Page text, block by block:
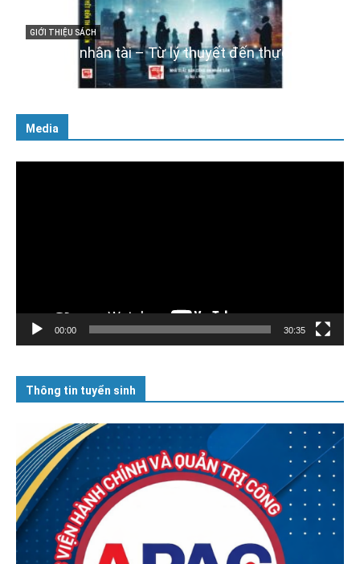
Cuốn sách “Tuyệt đối trung thành với Tổ quốc,
với Đảng, Nhà nước và Nhân dân – Sáng ngời
tư cách người Công an cách mạng”
Media
00:00 30:35
Thông tin tuyển sinh